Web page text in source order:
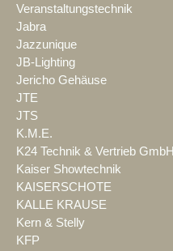
Veranstaltungstechnik
Jabra
Jazzunique
JB-Lighting
Jericho Gehäuse
JTE
JTS
K.M.E.
K24 Technik & Vertrieb GmbH
Kaiser Showtechnik
KAISERSCHOTE
KALLE KRAUSE
Kern & Stelly
KFP